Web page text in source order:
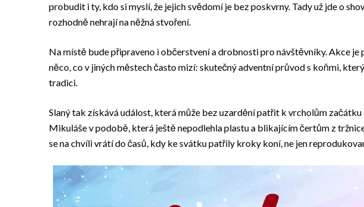
probudit i ty, kdo si myslí, že jejich svědomí je bez poskvrny. Tady už jde o
rozhodně nehrají na něžná stvoření.
Na místě bude připraveno i občerstvení a drobnosti pro návštěvníky. Akce je
něco, co v jiných městech často mizí: skutečný adventní průvod s koňmi,
tradici.
Slaný tak získává událost, která může bez uzardění patřit k vrcholům
Mikuláše v podobě, která ještě nepodlehla plastu a blikajícím čertům z
se na chvíli vrátí do časů, kdy ke svátku patřily kroky koní, ne jen